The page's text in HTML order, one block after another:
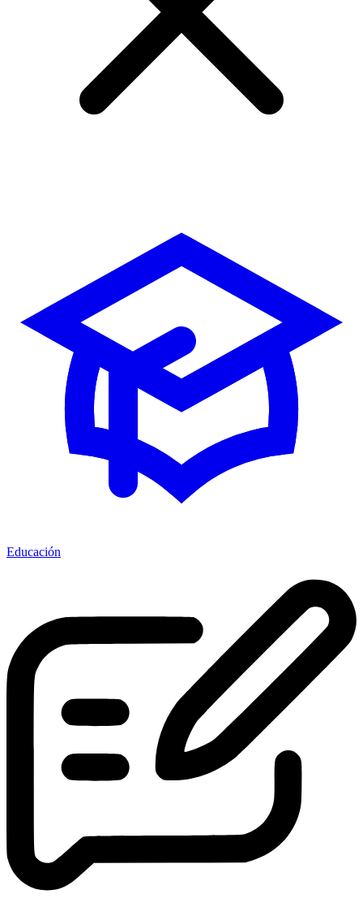
Educación